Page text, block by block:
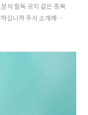
석 필독 공지 같은 종목
십니까 주식 소개해주
업은 녹십자 시리즈의
주가 흐름을 따라가지
주가 간단 차트
차트 분석[ㄴ]] - 주
석[..